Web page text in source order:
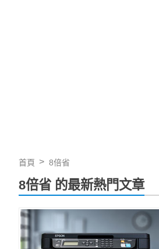
首頁 8倍省
8倍省 的最新熱門文章